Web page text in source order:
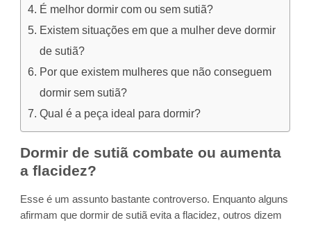
É melhor dormir com ou sem sutiã?
Existem situações em que a mulher deve dormir
de sutiã?
Por que existem mulheres que não conseguem
dormir sem sutiã?
Qual é a peça ideal para dormir?
Dormir de sutiã combate ou aumenta
a flacidez?
Esse é um assunto bastante controverso. Enquanto alguns
afirmam que dormir de sutiã evita a flacidez, outros dizem